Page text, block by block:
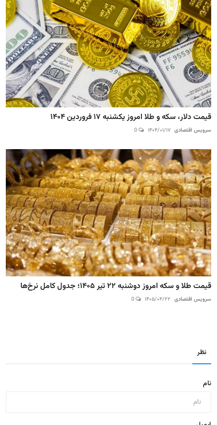
قیمت دلار، سکه و طلا امروز یکشنبه ۱۷ فروردین ۱۴۰۴
سرویس اقتصادی ۱۴۰۴/۰۱/۱۷
قیمت طلا و سکه امروز دوشنبه ۲۲ تیر ۱۴۰۵؛ جدول کامل نرخ‌ها
سرویس اقتصادی ۱۴۰۵/۰۴/۲۲
نظر
نام